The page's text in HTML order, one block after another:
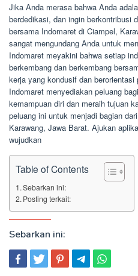
Jika Anda merasa bahwa Anda
berdedikasi, dan ingin berkontribusi
bersama Indomaret di Ciampel,
sangat mengundang Anda untuk
Indomaret meyakini bahwa setiap
berkembang dan berkembang
kerja yang kondusif dan berorientasi
Indomaret menyediakan peluang
kemampuan diri dan meraih tujuan
peluang ini untuk menjadi bagian
Karawang, Jawa Barat. Ajukan
wujudkan
Table of Contents
Sebarkan ini:
Posting terkait:
Sebarkan ini: